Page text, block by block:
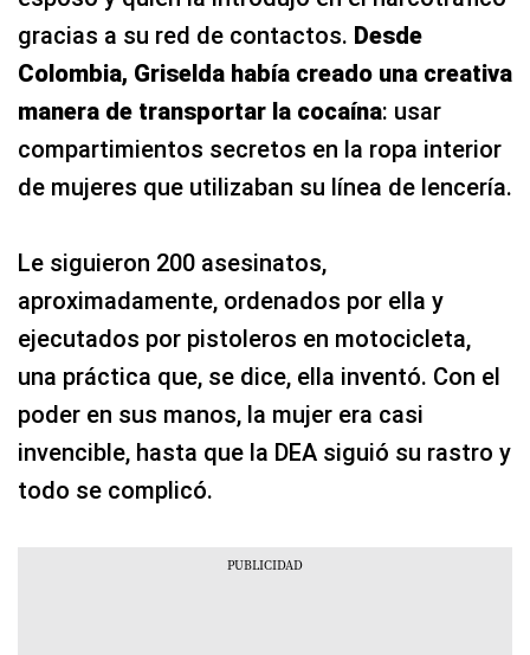
gracias a su red de contactos. Desde
Colombia, Griselda había creado una creativa
manera de transportar la cocaína: usar
compartimientos secretos en la ropa interior
de mujeres que utilizaban su línea de lencería.
Le siguieron 200 asesinatos,
aproximadamente, ordenados por ella y
ejecutados por pistoleros en motocicleta,
una práctica que, se dice, ella inventó. Con el
poder en sus manos, la mujer era casi
invencible, hasta que la DEA siguió su rastro y
todo se complicó.